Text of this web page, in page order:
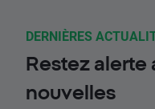
DERNIÈRES
Restez alerte
nouvelles